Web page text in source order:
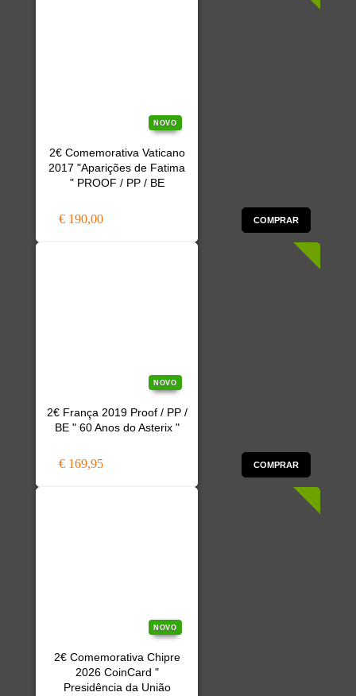
NOVO
2€ Comemorativa Vaticano
2017 "Aparições de Fatima
" PROOF / PP / BE
€ 190,00 COMPRAR
NOVO
2€ França 2019 Proof / PP /
BE " 60 Anos do Asterix "
€ 169,95 COMPRAR
NOVO
2€ Comemorativa Chipre
2026 CoinCard "
Presidência da União